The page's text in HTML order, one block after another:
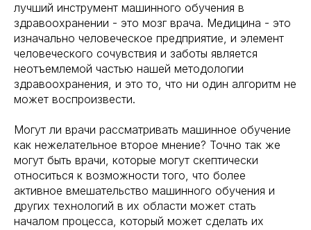
лучший инструмент машинного обучения в
здравоохранении - это мозг врача. Медицина - это
изначально человеческое предприятие, и элемент
человеческого сочувствия и заботы является
неотъемлемой частью нашей методологии
здравоохранения, и это то, что ни один алгоритм не
может воспроизвести.
Могут ли врачи рассматривать машинное обучение
как нежелательное второе мнение? Точно так же
могут быть врачи, которые могут скептически
относиться к возможности того, что более
активное вмешательство машинного обучения и
других технологий в их области может стать
началом процесса, который может сделать их